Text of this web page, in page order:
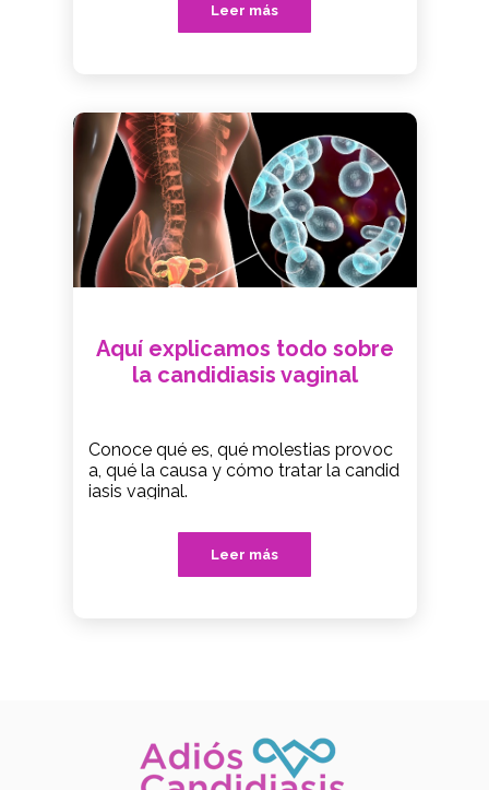
Leer más
Aquí explicamos todo sobre
la candidiasis vaginal
Conoce qué es, qué molestias provoc
a, qué la causa y cómo tratar la candid
iasis vaginal.
Leer más